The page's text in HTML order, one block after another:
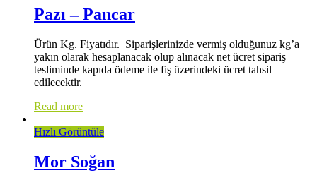
Pazı – Pancar
Ürün Kg. Fiyatıdır. Siparişlerinizde vermiş olduğunuz kg’a
yakın olarak hesaplanacak olup alınacak net ücret sipariş
tesliminde kapıda ödeme ile fiş üzerindeki ücret tahsil
edilecektir.
Read more
Hızlı Görüntüle
Mor Soğan